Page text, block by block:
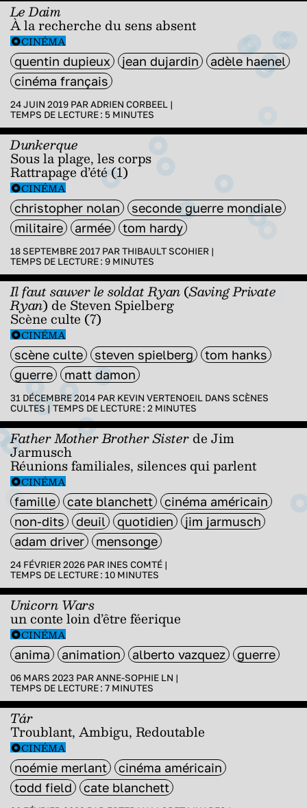
Le Daim
À la recherche du sens absent
CINÉMA
quentin dupieux jean dujardin
adèle haenel
cinéma français
24 JUIN 2019 PARADRIEN CORBEEL |
TEMPS DE LECTURE : 5 MINUTES
Dunkerque
Sous la plage, les corps
Rattrapage d’été (1)
CINÉMA
christopher nolan
seconde guerre mondiale
militaire
armée tom hardy
18 SEPTEMBRE 2017 PARTHIBAULT SCOHIER |
TEMPS DE LECTURE : 9 MINUTES
Il faut sauver le soldat Ryan(Saving Private
Ryan) de Steven Spielberg
Scène culte (7)
CINÉMA
scène culte steven spielberg
tom hanks
guerre
matt damon
31 DÉCEMBRE 2014 PAR KEVIN VERTENOEIL DANS SCÈNES
CULTES | TEMPS DE LECTURE : 2 MINUTES
Father Mother Brother Sisterde Jim
Jarmusch
Réunions familiales, silences qui parlent
CINÉMA
famille cate blanchett
cinéma américain
non-dits
deuil quotidien
jim jarmusch
adam driver
mensonge
24 FÉVRIER 2026 PAR INES COMTÉ |
TEMPS DE LECTURE : 10 MINUTES
Unicorn Wars
un conte loin d’être féerique
CINÉMA
anima animation alberto vazquez guerre
06 MARS 2023 PARANNE-SOPHIE LN |
TEMPS DE LECTURE : 7 MINUTES
Tár
Troublant, Ambigu, Redoutable
CINÉMA
noémie merlant
cinéma américain
todd field
cate blanchett